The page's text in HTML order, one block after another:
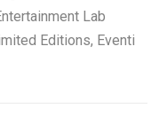
Lab
Editions, Eventi